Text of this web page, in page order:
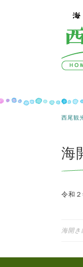
コンテンツへスキップ
西尾観
海
令和
投稿ナ
海開き